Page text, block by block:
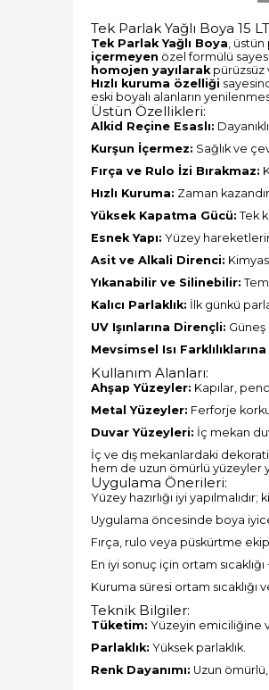
Tek Parlak Yağlı Boya 15
Tek Parlak Yağlı Boya, üstün
içermeyen özel formülü
homojen yayılarakpürüzsüz
Hızlı kuruma özelliği
eski boyalı alanların
Üstün Özellikleri:
Alkid Reçine Esaslı:
Kurşun İçermez: Sağlık ve
Fırça ve Rulo İzi Bırakmaz:
Hızlı Kuruma: Zaman
Yüksek Kapatma Gücü: Tek
Esnek Yapı: Yüzey
Asit ve Alkali Direnci:
Yıkanabilir ve Silinebilir:
Kalıcı Parlaklık: İlk günkü
UV Işınlarına Dirençli: Güneş
Mevsimsel Isı
Kullanım Alanları:
Ahşap Yüzeyler: Kapılar,
Metal Yüzeyler: Ferforje
Duvar Yüzeyleri: İç mekan
İç ve dış mekanlardaki
hem de uzun ömürlü yüzeyler
Uygulama Önerileri:
Yüzey hazırlığı iyi
Uygulama öncesinde boya iyice
Fırça, rulo veya püskürtme
En iyi sonuç için ortam sıcaklığı
Kuruma süresi ortam
Teknik Bilgiler:
Tüketim: Yüzeyin emiciliğine
Parlaklık: Yüksek parlaklık.
Renk Dayanımı: Uzun